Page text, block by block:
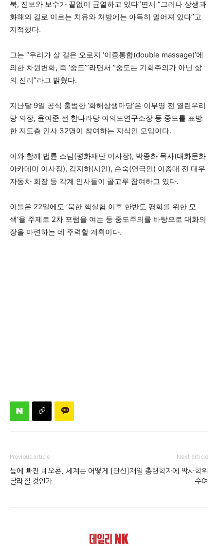
북, 진보와 보수가 끝없이 균열하고 있다”면서 “그러나 상생과
화해의 길로 이르는 치유와 처방에는 아득히 멀어져 있다”고
지적했다.
그는 “우리가 살 길은 오로지 ‘이중통합(double massage)’에
의한 차원변화, 즉 ‘중도’”라면서 “중도는 기회주의가 아닌 삶
의 진리”라고 밝혔다.
지난달 9일 공식 출범한 ‘화해상생마당’은 이부영 전 열린우리
당 의장, 윤여준 전 한나라당 여의도연구소장 등 중도를 표방
한 지도층 인사 32명이 참여하는 지식인 모임이다.
이와 함께 법륜 스님(평화재단 이사장), 박종화 목사(대화문화
아카데미 이사장), 김지하(시인), 손숙(연극인) 이종대 전 대우
자동차 회장 등 각계 인사들이 골고루 참여하고 있다.
이들은 22일에도 ‘북한 핵실험 이후 한반도 평화를 위한 모
색’을 주제로 2차 포럼을 여는 등 중도주의를 바탕으로 대화의
장을 마련하는 데 주력할 계획이다.
Previous article
늪에 빠진 네오콘, 세계는 어떻게
달라질 것인가
Next article
[단신]재일 총련학자에 박사학위
수여